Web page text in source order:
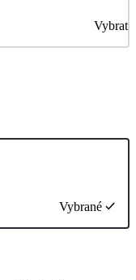
Vybrat
Vybrané